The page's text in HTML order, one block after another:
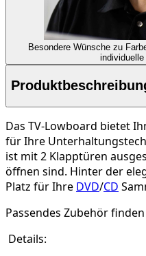
Besondere Wünsche zu
Das TV-Lowboard bietet
für Ihre
ist mit 2 Klapptüren
öffnen sind. Hinter der
Platz für Ihre DVD/CD
Passendes Zubehör finden
Details: